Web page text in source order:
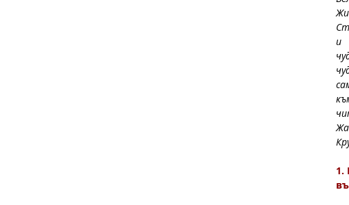
и
1.